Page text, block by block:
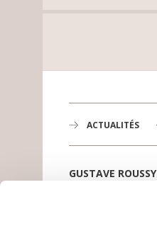
ACTUALITÉS
GUSTAVE ROUSSY